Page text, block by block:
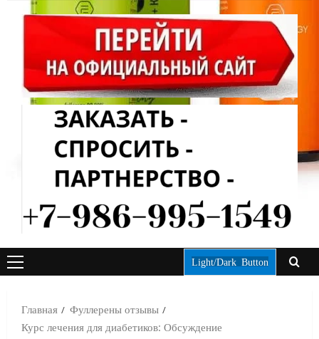
ОСНОВНОЕ
Light/Dark Button
Главная
Фуллерены отзывы
Курс лечения для диабетиков: Обсуждение